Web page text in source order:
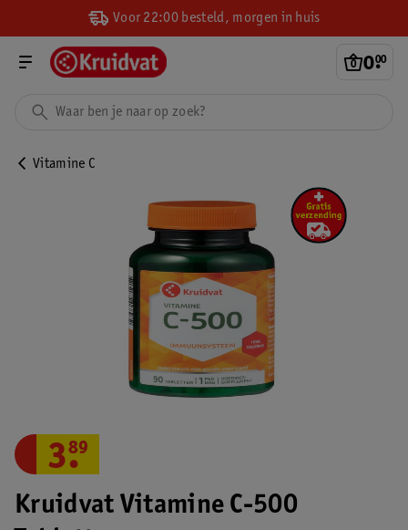
Voor 22:00 besteld, morgen in huis
0.
00
Vitamine C
Kruidvat Vitamine C-500
3.
89